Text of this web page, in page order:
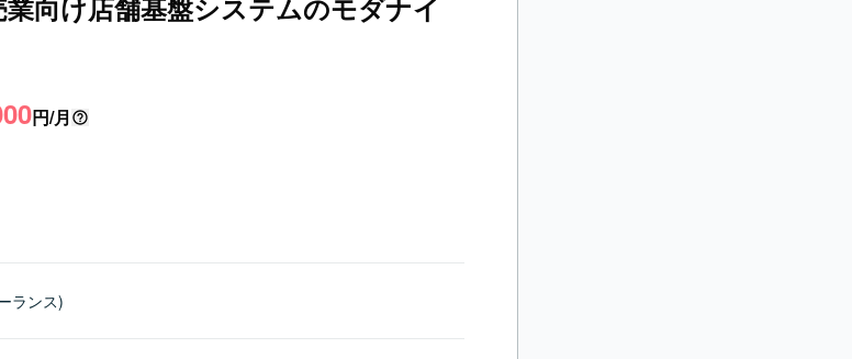
業向け店舗基盤システムのモダナイ
円/月
ランス)